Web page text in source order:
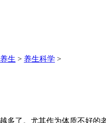
生 > 养生科学 >
多了。尤其作为体质不好